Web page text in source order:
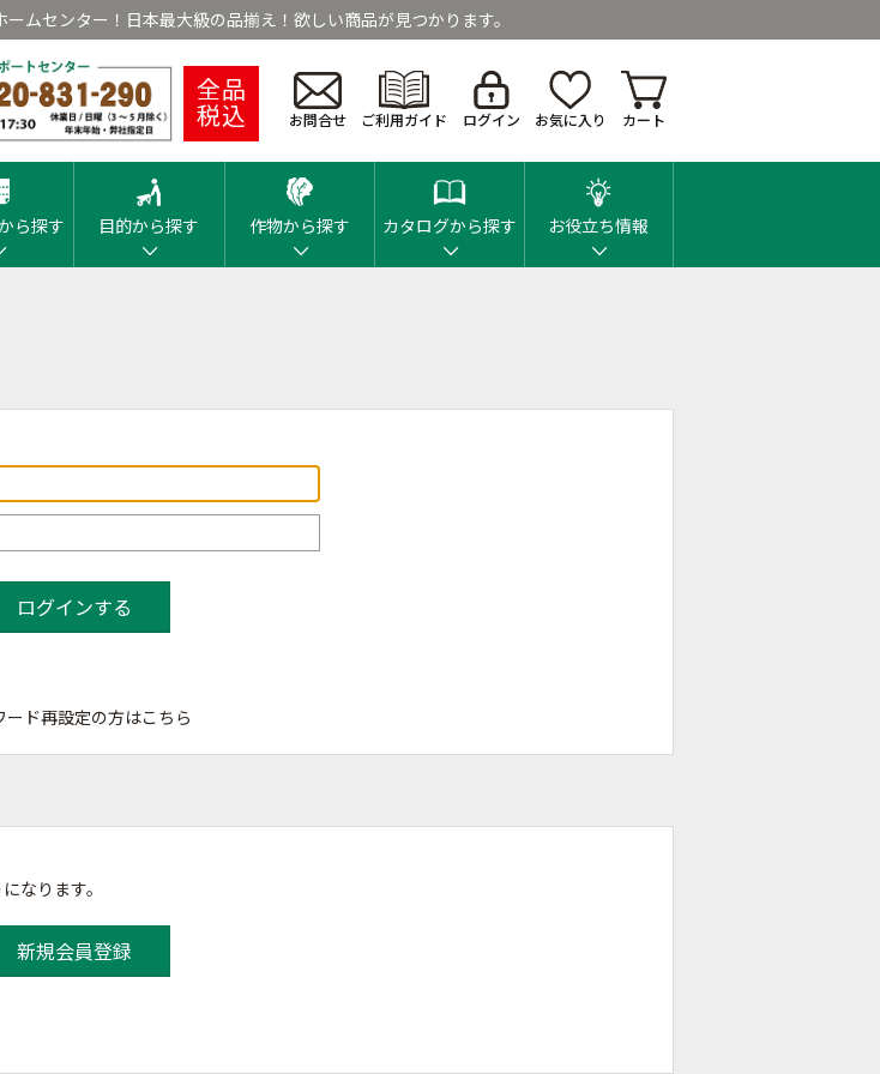
ムセンター！日本最大級の品揃え！欲しい商品が見つかります。
全品
税込 お問合せ ご利用ガイド ログイン お気に入り カート
ら探す 目的から探す 作物から探す カタログから探す お役立ち情報
ード再設定の方はこちら
なります。